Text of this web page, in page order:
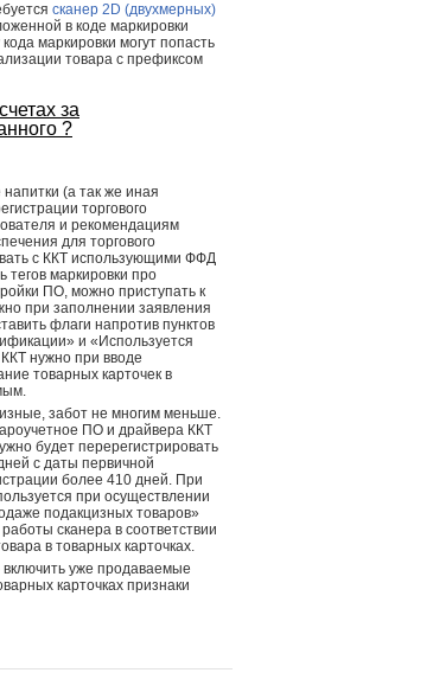
сканер 2D (двухмерных)
в коде маркировки
маркировки могут попасть
товара с префиксом
за
?
(а так же иная
торгового
и рекомендациям
для торгового
с ККТ использующими ФФД
маркировки про
ПО, можно приступать к
при заполнении заявления
флаги напротив пунктов
и «Используется
нужно при вводе
товарных карточек в
забот не многим меньше.
ПО и драйвера ККТ
будет перерегистрировать
с даты первичной
более 410 дней. При
при осуществлении
подакцизных товаров»
сканера в соответствии
в товарных карточках.
включить уже продаваемые
карточках признаки